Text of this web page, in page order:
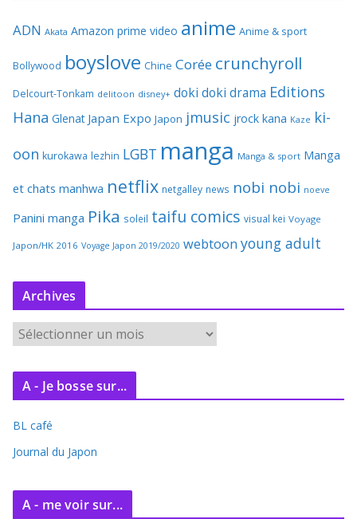
ADN Akata Amazon prime video anime Anime & sport
Bollywood boyslove Chine Corée crunchyroll
Delcourt-Tonkam delitoon disney+ doki doki drama Editions
Hana Glenat Japan Expo Japon jmusic jrock kana Kaze ki-
oon kurokawa lezhin LGBT manga Manga & sport Manga
et chats manhwa netflix netgalley news nobi nobi noeve
Panini manga Pika soleil taifu comics visual kei Voyage
Japon/HK 2016 Voyage Japon 2019/2020 webtoon young adult
Archives
r
c
v
e
A - Je bosse sur...
BL café
Journal du Japon
A - me voir sur...